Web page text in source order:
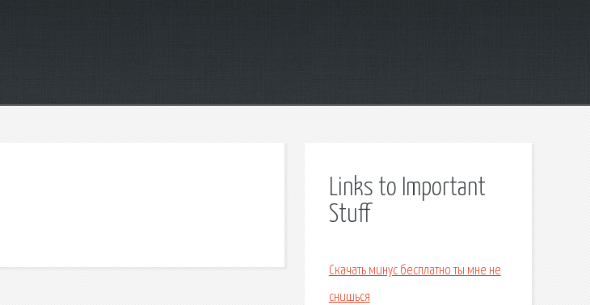
Links to Important
Stuff
Скачать минус бесплатно ты мне не
снишься